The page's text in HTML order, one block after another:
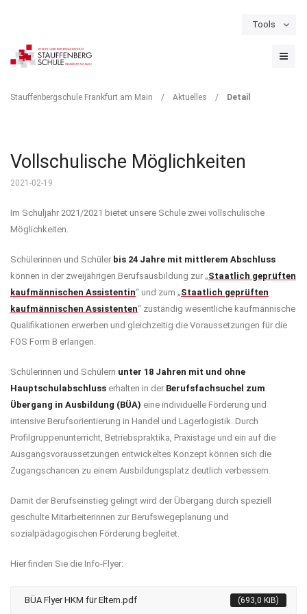
Tools
Schulportal Termine
Stauffenbergschule Frankfurt am Main / Aktuelles / Detail
Vollschulische Möglichkeiten
2021-02-19
Im Schuljahr 2021/2021 bietet unsere Schule zwei vollschulische
Möglichkeiten.
Schülerinnen und Schüler bis 24 Jahre mit mittlerem Abschluss
können in der zweijährigen Berufsausbildung zur „Staatlich geprüften
kaufmännischen Assistentin“ und zum „Staatlich geprüften
kaufmännischen Assistenten“ zuständig wesentliche kaufmännische
Qualifikationen erwerben und gleichzeitig die Voraussetzungen für die
FOS Form B erlangen.
Schülerinnen und Schülern unter 18 Jahren mit und ohne
Hauptschulabschluss erhalten in der Berufsfachsuchel zum
Übergang in Ausbildung (BÜA) eine individuelle Förderung und
intensive Berufsorientierung in Handel und Lagerlogistik. Durch
Profilgruppenunterricht, Betriebspraktika, Praxistage und ein auf die
Ausgangsvoraussetzungen entwickeltes Konzept können sich die
Zugangschancen zu einem Ausbildungsplatz deutlich verbessern.
Damit der Berufseinstieg gelingt wird der Übergang durch speziell
geschulte Mitarbeiterinnen zur Berufswegeplanung und
sozialpädagogischen Förderung begleitet.
Hier finden Sie die Info-Flyer:
BÜA Flyer HKM für Eltern.pdf (693,0 KiB)